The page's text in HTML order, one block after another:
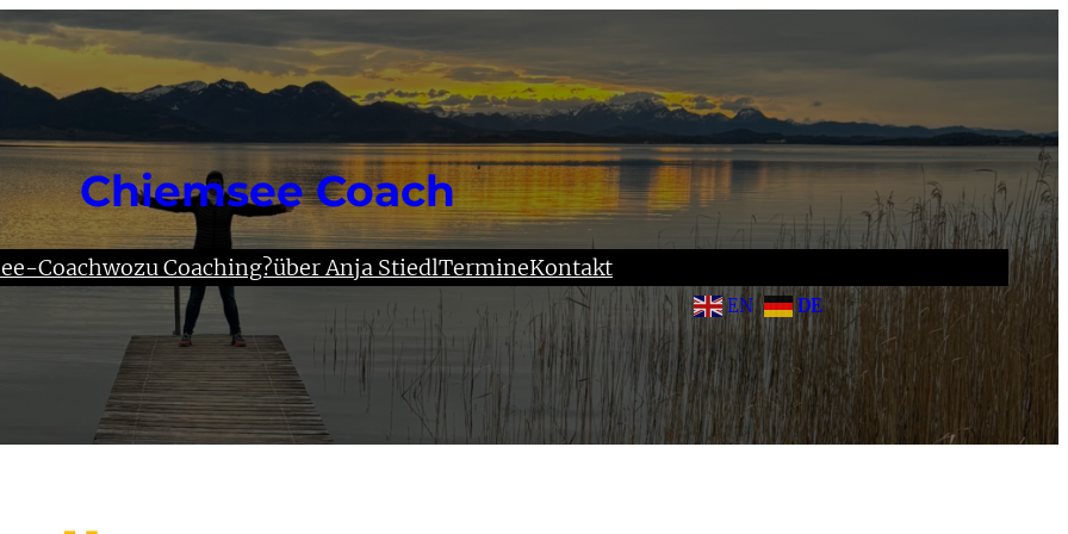
Chiemsee Coach
Coachwozu Coaching?über Anja StiedlTermineKontakt
EN DE